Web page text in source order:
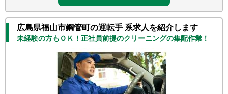
広島県福山市鋼管町の運転手 系求人を紹介します
未経験の方もＯＫ！正社員前提のクリーニングの集配作業！